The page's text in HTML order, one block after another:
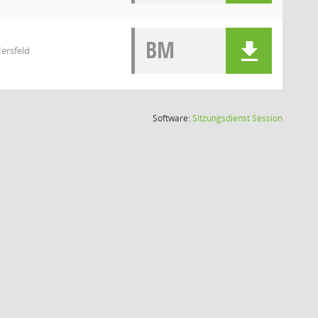
BM
Software:SitzungsdienstSession(Wird in